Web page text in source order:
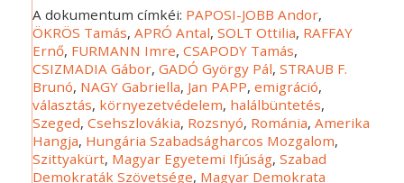
A dokumentum címkéi: PAPOSI-JOBB Andor,
ÖKRÖS Tamás,APRÓ Antal,SOLT Ottilia, RAFFAY
Ernő, FURMANN Imre,CSAPODY Tamás,
CSIZMADIA Gábor,GADÓ György Pál,STRAUB F.
Brunó, NAGY Gabriella, Jan PAPP,emigráció,
választás, környezetvédelem, halálbüntetés,
Szeged,Csehszlovákia, Rozsnyó, Románia,Amerika
Hangja, Hungária Szabadságharcos Mozgalom,
Szittyakürt, Magyar Egyetemi Ifjúság,Szabad
Demokraták Szövetsége, Magyar Demokrata